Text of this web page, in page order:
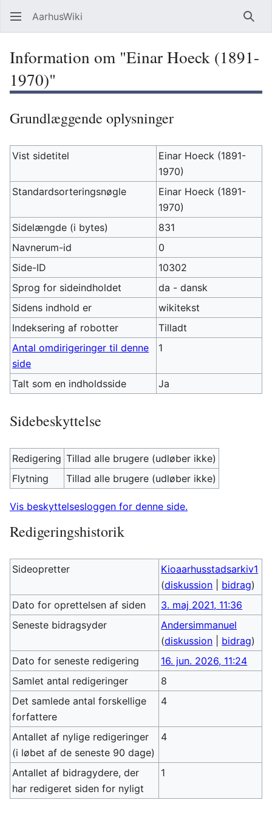
AarhusWiki Søg
Information om "Einar Hoeck (1891-
1970)"
Grundlæggende oplysninger
Vist sidetitel
Einar Hoeck (1891-
1970)
Standardsorteringsnøgle
Einar Hoeck (1891-
1970)
Sidelængde (i bytes)
831
Navnerum-id
0
Side-ID
10302
Sprog for sideindholdet
da - dansk
Sidens indhold er
wikitekst
Indeksering af robotter
Tilladt
Antal omdirigeringer til denne
side
1
Talt som en indholdsside Ja
Sidebeskyttelse
Redigering Tillad alle brugere (udløber ikke)
Flytning
Tillad alle brugere (udløber ikke)
Vis beskyttelsesloggen for denne side.
Redigeringshistorik
Sideopretter
Kioaarhusstadsarkiv1
(diskussion bidrag)
Dato for oprettelsen af siden
3. maj 2021, 11:36
Seneste bidragsyder
Andersimmanuel
(diskussion bidrag)
Dato for seneste redigering
16. jun. 2026, 11:24
Samlet antal redigeringer
8
Det samlede antal forskellige
forfattere
4
Antallet af nylige redigeringer
(i løbet af de seneste 90 dage)
4
Antallet af bidragydere, der
har redigeret siden for nyligt
1